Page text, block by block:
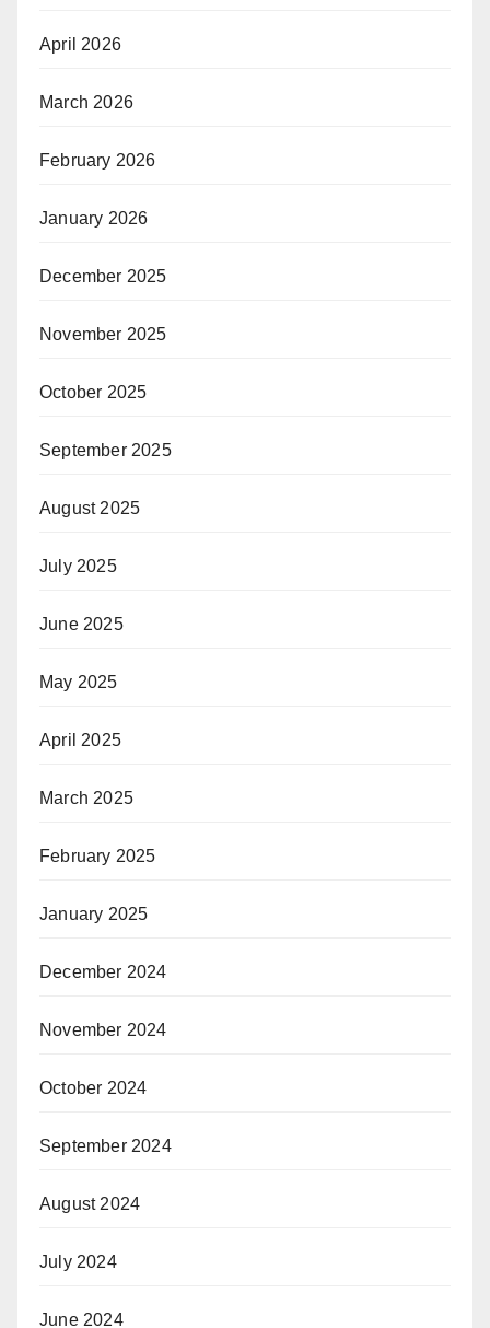
April 2026
March 2026
February 2026
January 2026
December 2025
November 2025
October 2025
September 2025
August 2025
July 2025
June 2025
May 2025
April 2025
March 2025
February 2025
January 2025
December 2024
November 2024
October 2024
September 2024
August 2024
July 2024
June 2024